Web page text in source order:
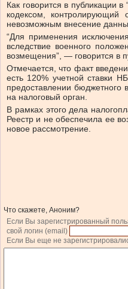
Как говорится в публикации
кодексом, контролирующий
невозможным внесение
“Для применения
вследствие военного
возмещения”, — говорится в
Отмечается, что факт
есть 120% учетной ставки
предоставлении бюджетного
на налоговый орган.
В рамках этого дела
Реестр и не обеспечила ее
новое рассмотрение.
Что скажете, Аноним?
Если Вы зарегистрированный
свой логин (email)
Если Вы еще не